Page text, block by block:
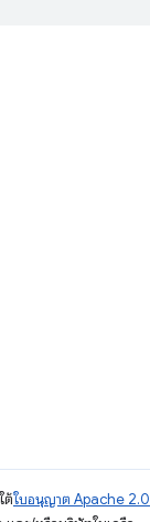
ต้ใบอนุญาต Apache 2.0